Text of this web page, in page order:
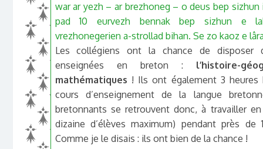
war ar yezh – ar brezhoneg – o deus bep
pad 10 eurvezh bennak bep sizhun e
vrezhonegerien a-strollad bihan. Se zo kaoz e
Les collégiens ont la chance de disposer
enseignées en breton : l’histoire-
mathématiques ! Ils ont également 3 heures
cours d’enseignement de la langue
bretonnants se retrouvent donc, à travailler
dizaine d’élèves maximum) pendant près de
Comme je le disais : ils ont bien de la chance !